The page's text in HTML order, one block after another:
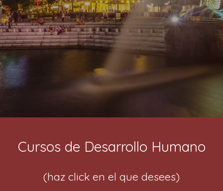
Cursos de Desarrollo Humano
(haz click en el que desees)